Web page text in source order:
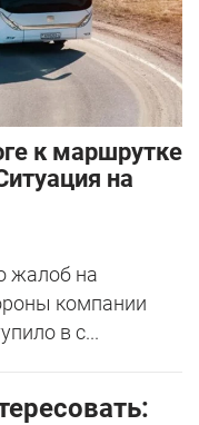
к маршрутке
на
жалоб на
компании
в с...